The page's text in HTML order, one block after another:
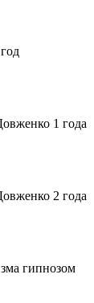
1 года
2 года
гипнозом